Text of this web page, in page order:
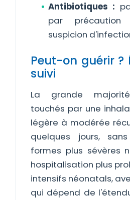
Antibiotiques :
par
suspicion
Peut-on guérir ?
suivi
La grande
touchés par une
légère à modérée
quelques jours,
formes plus sévères
hospitalisation plus
intensifs néonatals,
qui dépend de